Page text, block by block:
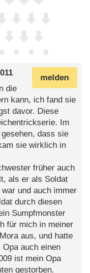
melden
die
kann, ich fand sie
davor. Diese
Im
dass sie
sie wirklich in
früher auch
als er als Soldat
und auch immer
durch diesen
Sumpfmonster
für mich in meiner
aus, und hatte
auch einen
ist mein Opa
gestorben.